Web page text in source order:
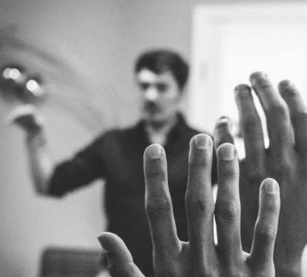
Bli medlem
Logga in på Arbetsgivarguiden
Sök på serviceforetagen.se
In English
Om webbplatsen